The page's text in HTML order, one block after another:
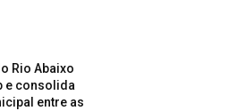
Rio Abaixo
e consolida
entre as